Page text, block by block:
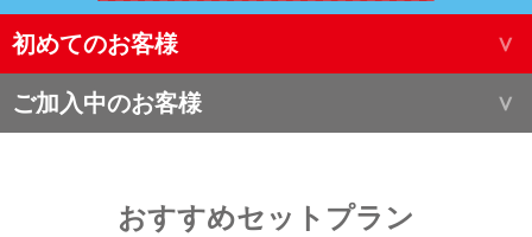
初めてのお客様
ご加入中のお客様
おすすめセットプラン